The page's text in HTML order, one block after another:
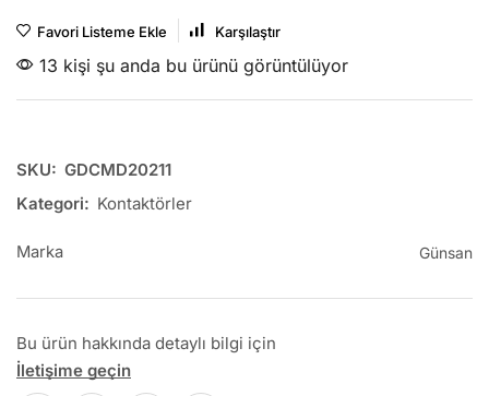
Favori Listeme Ekle Karşılaştır
13 kişi şu anda bu ürünü görüntülüyor
SKU: GDCMD20211
Kategori: Kontaktörler
Marka Günsan
Bu ürün hakkında detaylı bilgi için
İletişime geçin